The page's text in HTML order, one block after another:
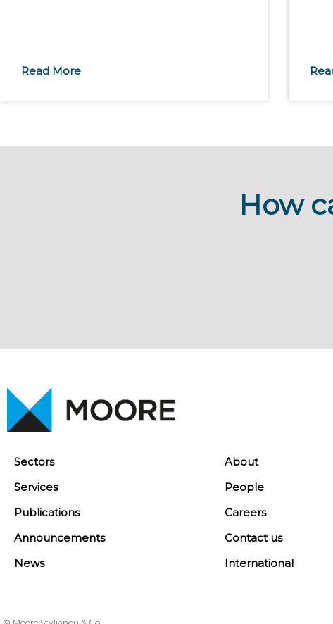
Read More
How
Sectors
Services
Publications
Announcements
News
About
People
Careers
Contact us
International